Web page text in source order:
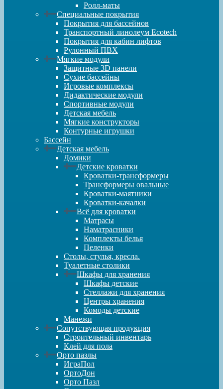
Ролл-маты
Специальные покрытия
Покрытия для бассейнов
Транспортный линолеум Ecotech
Покрытия для кабин лифтов
Рулонный ПВХ
Мягкие модули
Защитные 3D панели
Сухие бассейны
Игровые комплексы
Дидактические модули
Спортивные модули
Детская мебель
Мягкие конструкторы
Контурные игрушки
Бассейн
Детская мебель
Домики
Детские кроватки
Кроватки-трансформеры
Трансформеры овальные
Кроватки-маятники
Кроватки-качалки
Всё для кроватки
Матрасы
Наматрасники
Комплекты белья
Пеленки
Столы, стулья, кресла.
Туалетные столики
Шкафы для хранения
Шкафы детские
Стеллажи для хранения
Центры хранения
Комоды детские
Манежи
Сопутствующая продукция
Строительный инвентарь
Клей для пола
Орто пазлы
ИграПол
ОртоДон
Орто Пазл